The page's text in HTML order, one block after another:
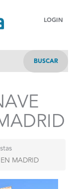
LOGIN
BUSCAR
MADRID